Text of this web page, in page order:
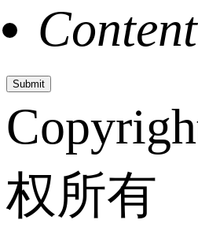
权所有